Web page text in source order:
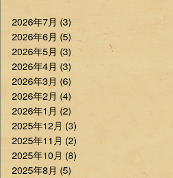
2026年7月 (3)
2026年6月 (5)
2026年5月 (3)
2026年4月 (3)
2026年3月 (6)
2026年2月 (4)
2026年1月 (2)
2025年12月 (3)
2025年11月 (2)
2025年10月 (8)
2025年8月 (5)